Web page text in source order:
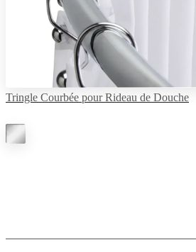
Tringle Courbée pour Rideau de Douche